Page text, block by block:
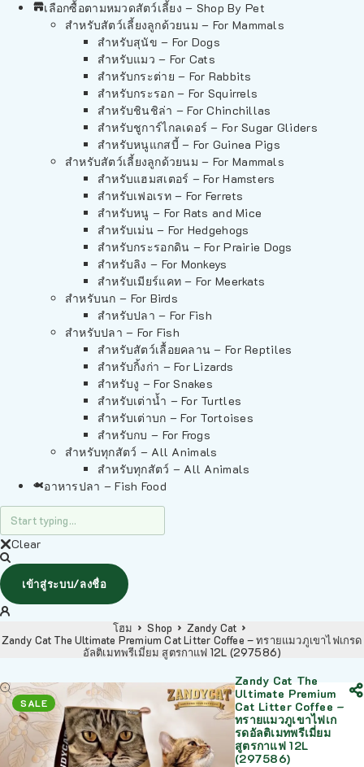
เลือกซื้อตามหมวดสัตว์เลี้ยง – Shop By Pet
สำหรับสัตว์เลี้ยงลูกด้วยนม – For Mammals
สำหรับสุนัข – For Dogs
สำหรับแมว – For Cats
สำหรับกระต่าย – For Rabbits
สำหรับกระรอก – For Squirrels
สำหรับชินชิล่า – For Chinchillas
สำหรับชูการ์ไกลเดอร์ – For Sugar Gliders
สำหรับหนูแกสบี้ – For Guinea Pigs
สำหรับสัตว์เลี้ยงลูกด้วยนม – For Mammals
สำหรับแฮมสเตอร์ – For Hamsters
สำหรับเฟอเรท – For Ferrets
สำหรับหนู – For Rats and Mice
สำหรับเม่น – For Hedgehogs
สำหรับกระรอกดิน – For Prairie Dogs
สำหรับลิง – For Monkeys
สำหรับเมียร์แคท – For Meerkats
สำหรับนก – For Birds
สำหรับปลา – For Fish
สำหรับปลา – For Fish
สำหรับสัตว์เลื้อยคลาน – For Reptiles
สำหรับกิ้งก่า – For Lizards
สำหรับงู – For Snakes
สำหรับเต่าน้ำ – For Turtles
สำหรับเต่าบก – For Tortoises
สำหรับกบ – For Frogs
สำหรับทุกสัตว์ – All Animals
สำหรับทุกสัตว์ – All Animals
อาหารปลา – Fish Food
Clear
เข้าสู่ระบบ/ลงชื่อ
โฮม Shop
Zandy Cat
Zandy Cat The Ultimate Premium Cat Litter Coffee – ทรายแมวภูเขาไฟเกรด
อัลติเมทพรีเมี่ยม สูตรกาแฟ 12L (297586)
SALE
Zandy Cat The
Ultimate Premium
Cat Litter Coffee –
ทรายแมวภูเขาไฟเก
รดอัลติเมทพรีเมี่ยม
สูตรกาแฟ 12L
(297586)